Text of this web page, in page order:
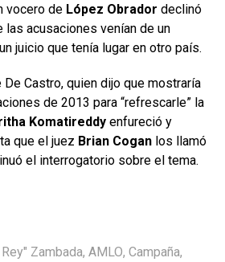
vocero de López Obrador declinó
las acusaciones venían de un
juicio que tenía lugar en otro país.
Castro, quien dijo que mostraría
de 2013 para “refrescarle” la
Komatireddy enfureció y
que el juez Brian Cogan los llamó
el interrogatorio sobre el tema.
Zambada, AMLO, Campaña,